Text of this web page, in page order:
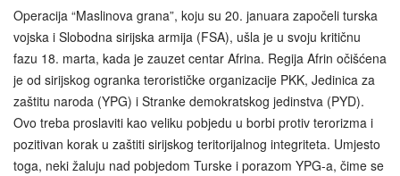
Operacija “Maslinova grana”, koju su 20. januara započeli turska
vojska i Slobodna sirijska armija (FSA), ušla je u svoju kritičnu
fazu 18. marta, kada je zauzet centar Afrina. Regija Afrin očišćena
je od sirijskog ogranka terorističke organizacije PKK, Jedinica za
zaštitu naroda (YPG) i Stranke demokratskog jedinstva (PYD).
Ovo treba proslaviti kao veliku pobjedu u borbi protiv terorizma i
pozitivan korak u zaštiti sirijskog teritorijalnog integriteta. Umjesto
toga, neki žaluju nad pobjedom Turske i porazom YPG-a, čime se